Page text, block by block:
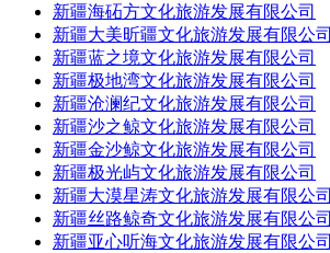
新疆海砳方文化旅游发展有限公司
新疆大美昕疆文化旅游发展有限公司
新疆蓝之境文化旅游发展有限公司
新疆极地湾文化旅游发展有限公司
新疆沧澜纪文化旅游发展有限公司
新疆沙之鲸文化旅游发展有限公司
新疆金沙鲸文化旅游发展有限公司
新疆极光屿文化旅游发展有限公司
新疆大漠星涛文化旅游发展有限公司
新疆丝路鲸奇文化旅游发展有限公司
新疆亚心听海文化旅游发展有限公司